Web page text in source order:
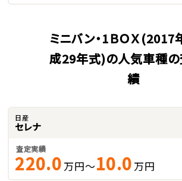
ミニバン・1ＢＯＸ
成29年式)の人気車種
績
日産
セレナ
査定実績
220.0 万円～10.0 万円